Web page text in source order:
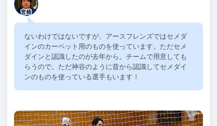
ないわけではないですが、アースフレンズではセメダ
インのカーペット用のものを使っています。ただセメ
ダインと認識したのが去年から。チームで用意しても
らうので。ただ神谷のように昔から認識してセメダイ
ンのものを使っている選手もいます！